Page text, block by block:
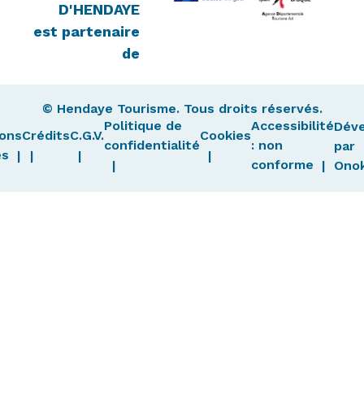
D'HENDAYE
est partenaire
de
© Hendaye Tourisme. Tous droits réservés.
CréditsC.G.V.
Politique de
confidentialité
Cookies
Accessibilité
: non
conforme
par